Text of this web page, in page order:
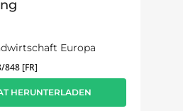
Europa
848 [FR]
HERUNTERLADEN